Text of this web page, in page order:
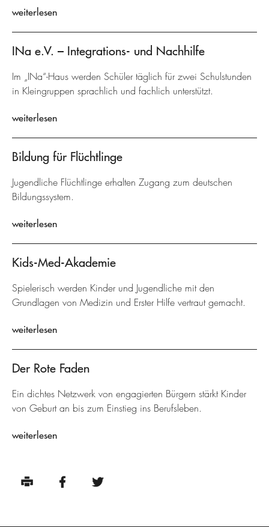
weiterlesen
INa e.V. – Integrations- und Nachhilfe
Im „INa“-Haus werden Schüler täglich für zwei Schulstunden
in Kleingruppen sprachlich und fachlich unterstützt.
weiterlesen
Bildung für Flüchtlinge
Jugendliche Flüchtlinge erhalten Zugang zum deutschen
Bildungssystem.
weiterlesen
Kids-Med-Akademie
Spielerisch werden Kinder und Jugendliche mit den
Grundlagen von Medizin und Erster Hilfe vertraut gemacht.
weiterlesen
Der Rote Faden
Ein dichtes Netzwerk von engagierten Bürgern stärkt Kinder
von Geburt an bis zum Einstieg ins Berufsleben.
weiterlesen